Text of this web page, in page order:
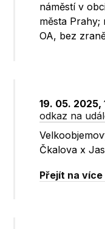
náměstí v
města Prahy;
OA, bez
19. 05. 2025,
odkaz na
Čkalova x
Přejít na